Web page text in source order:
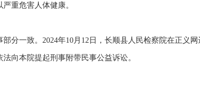
重危害人体健康。
一致。2024年10月12日，长顺县人民检察院在正义网
向本院提起刑事附带民事公益诉讼。